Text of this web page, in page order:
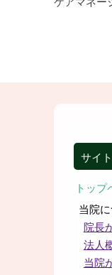
サイ
トップ
当院
院長
法人
当院